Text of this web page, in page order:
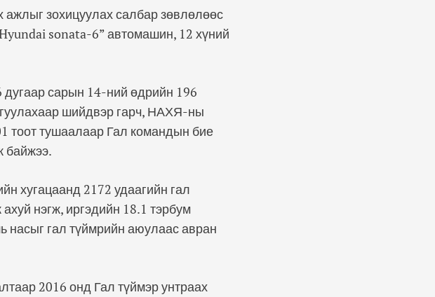
ажлыг зохицуулах салбар зөвлөлөөс
sonata-6” автомашин, 12 хүний
сарын 14-ний өдрийн 196
шийдвэр гарч, НАХЯ-ны
тоот тушаалаар Гал командын бие
байжээ.
хугацаанд 2172 удаагийн гал
нэгж, иргэдийн 18.1 тэрбум
насыг гал түймрийн аюулаас авран
2016 онд Гал түймэр унтраах